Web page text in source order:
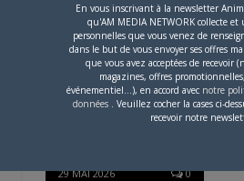
L’AnimeLand n°255 –
Naruto est disponible !
29 MAI 2026 0
En vous inscrivant à la newsletter
qu'AM MEDIA NETWORK collecte
personnelles que vous venez de
dans le but de vous envoyer ses offres
que vous avez acceptées de recevoir
magazines, offres
événementiel...), en accord avec notre
données . Veuillez cocher la cases ci-
recevoir notre